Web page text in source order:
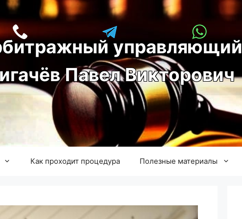
управляющий
игачёв Павел Викторович
Как проходит процедура Полезные материалы